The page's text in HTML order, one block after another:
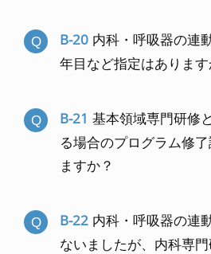
B-20 内科・呼吸器の連
年目など指定はあります
B-21 基本領域専門研修
る場合のプログラム修
ますか？
B-22 内科・呼吸器の連
ないましたが、内科専